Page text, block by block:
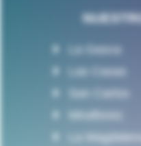
La Gasca
Las Casas
San Carlos
Miraflores
La